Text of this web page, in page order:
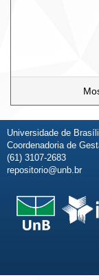
Universidade de
Coordenadoria de
(61) 3107-2683
repositorio@unb.br